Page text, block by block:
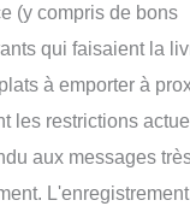
(y compris de bons
qui faisaient la
à emporter à
les restrictions
aux messages